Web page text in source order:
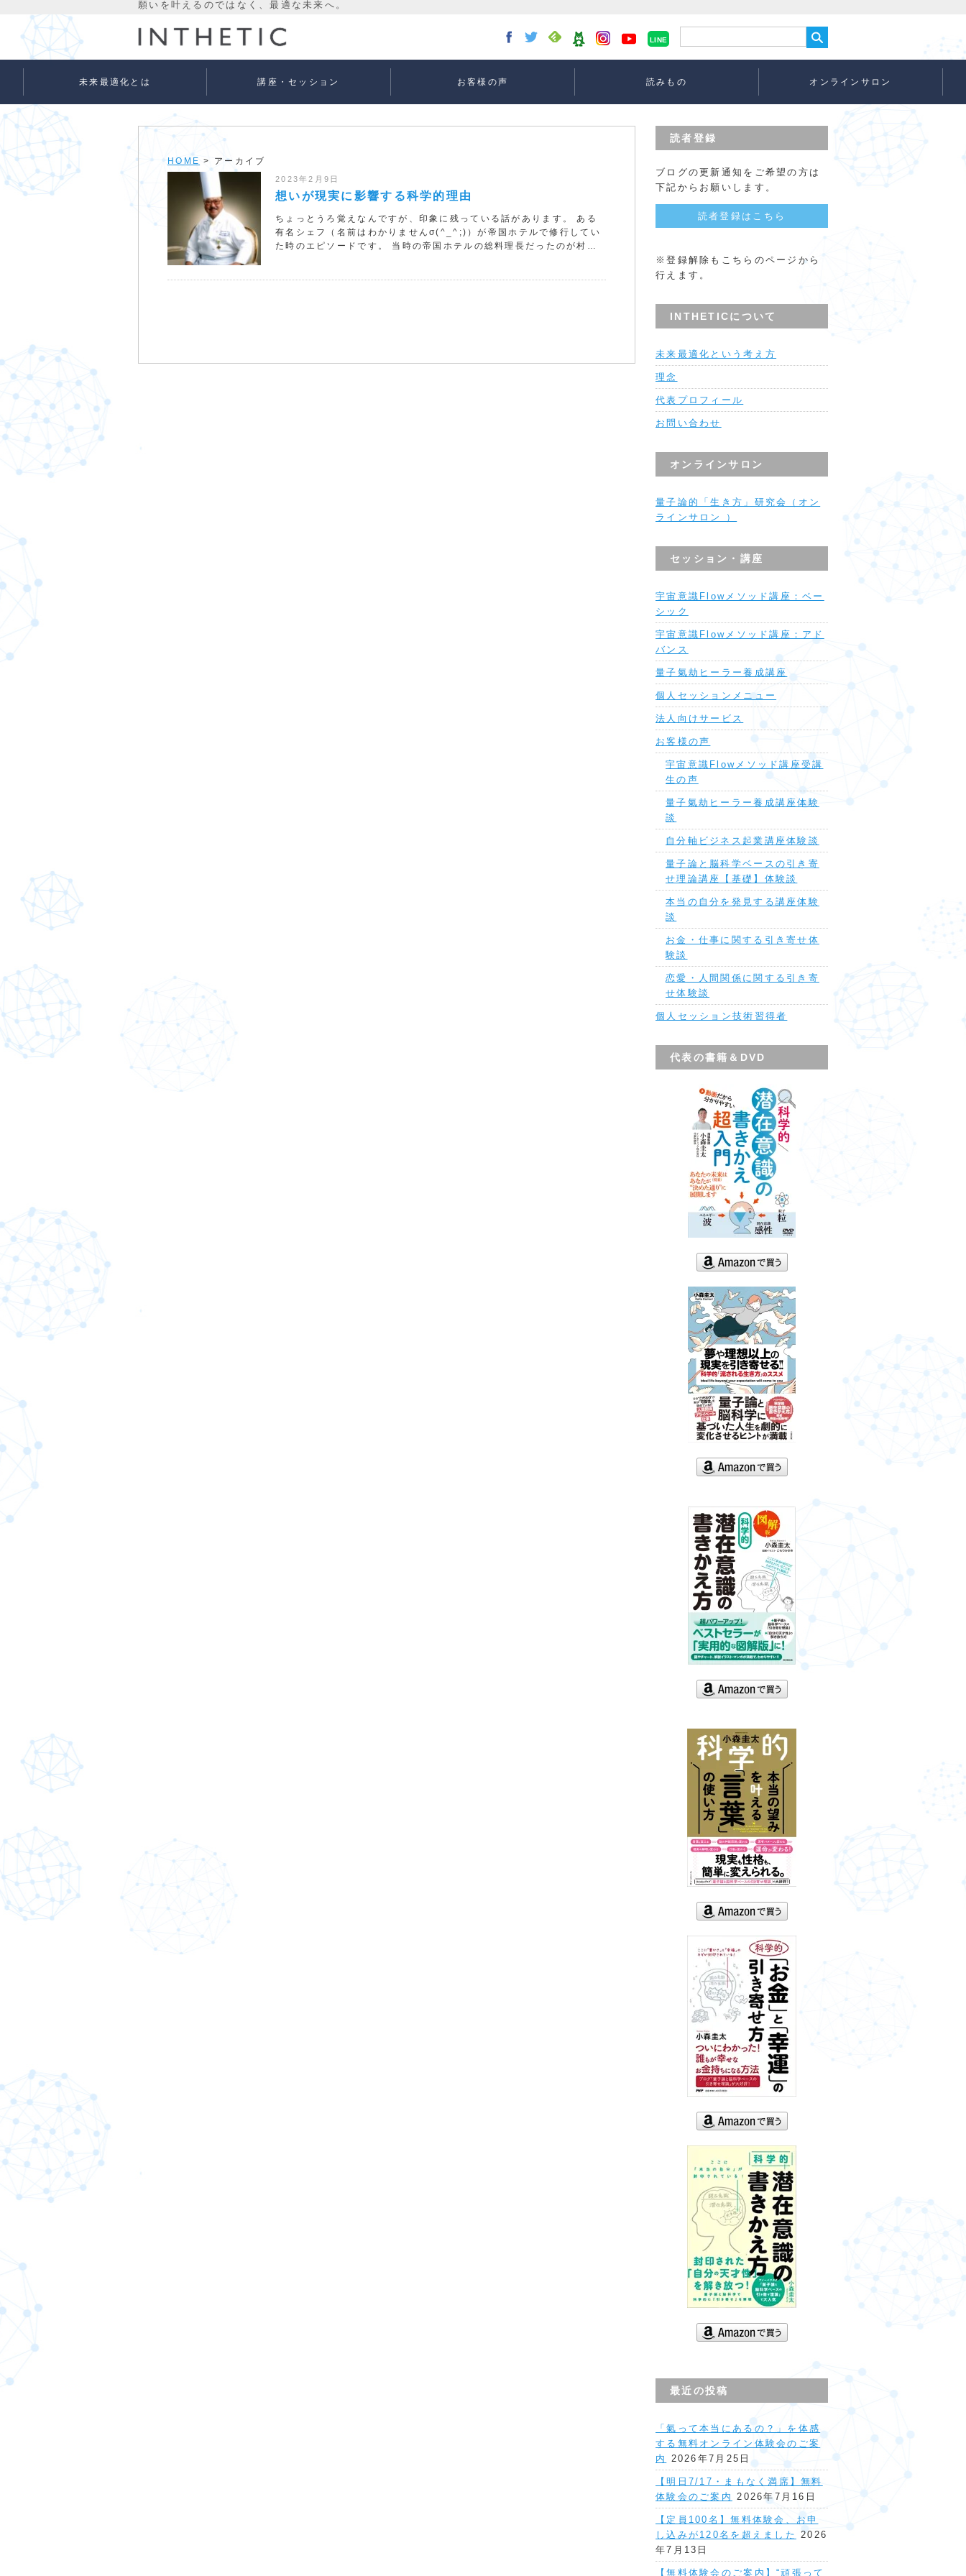
LINE
未来最適化とは 講座・セッション お客様の声 読みもの オンラインサロン
HOME > アーカイブ
2023年2月9日
想いが現実に影響する科学的理由
ちょっとうろ覚えなんですが、印象に残っている話があります。 ある
有名シェフ（名前はわかりませんσ(^_^;)）が帝国ホテルで修行してい
た時のエピソードです。 当時の帝国ホテルの総料理長だったのが村…
読者登録
ブログの更新通知をご希望の方は
下記からお願いします。
読者登録はこちら
※登録解除もこちらのページから
行えます。
INTHETICについて
未来最適化という考え方
理念
代表プロフィール
お問い合わせ
オンラインサロン
量子論的「生き方」研究会（オン
ラインサロン ）
セッション・講座
宇宙意識Flowメソッド講座：ベー
シック
宇宙意識Flowメソッド講座：アド
バンス
量子氣劫ヒーラー養成講座
個人セッションメニュー
法人向けサービス
お客様の声
宇宙意識Flowメソッド講座受講
生の声
量子氣劫ヒーラー養成講座体験
談
自分軸ビジネス起業講座体験談
量子論と脳科学ベースの引き寄
せ理論講座【基礎】体験談
本当の自分を発見する講座体験
談
お金・仕事に関する引き寄せ体
験談
恋愛・人間関係に関する引き寄
せ体験談
個人セッション技術習得者
代表の書籍＆DVD
最近の投稿
「氣って本当にあるの？」を体感
する無料オンライン体験会のご案
内
2026年7月25日
【明日7/17・まもなく満席】無料
体験会のご案内
2026年7月16日
【定員100名】無料体験会、お申
し込みが120名を超えました
2026
年7月13日
【無料体験会のご案内】“頑張って